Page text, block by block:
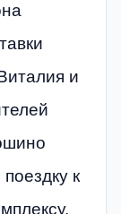
и
к